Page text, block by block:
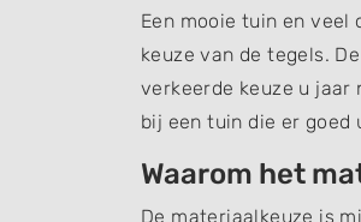
Facebook
TwitterLinkedin
Een mooie tuin en veel
keuze van de tegels.
verkeerde keuze u jaar
bij een tuin die er
Waarom het
De materiaalkeuze is